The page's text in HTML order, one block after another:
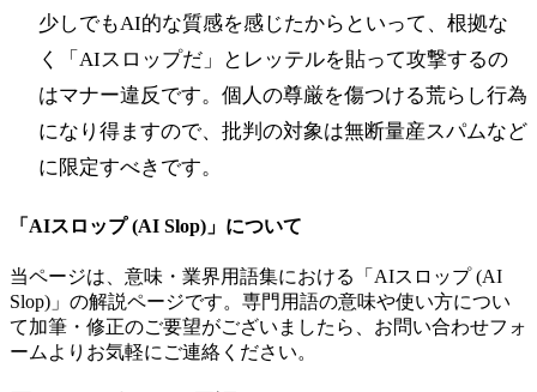
少しでもAI的な質感を感じたからといって、根拠な
く「AIスロップだ」とレッテルを貼って攻撃するの
はマナー違反です。個人の尊厳を傷つける荒らし行為
になり得ますので、批判の対象は無断量産スパムなど
に限定すべきです。
「 AIスロップ (AI Slop) 」について
当ページは、意味・業界用語集における「 AIスロップ (AI
Slop) 」の解説ページです。専門用語の意味や使い方につい
て加筆・修正のご要望がございましたら、お問い合わせフォ
ームよりお気軽にご連絡ください。